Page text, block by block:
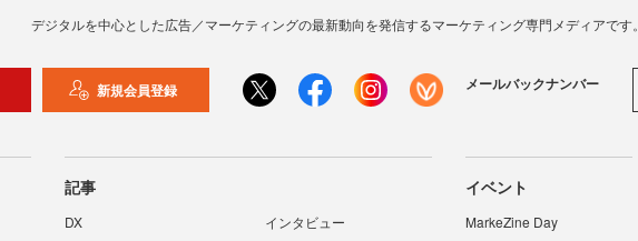
デジタルを中心とした広告／マーケティングの最新動向を発信するマーケティング専門メディアです。
新規会員登録 メールバックナンバー
記事
DX
インタビュー
イベント
MarkeZine Day